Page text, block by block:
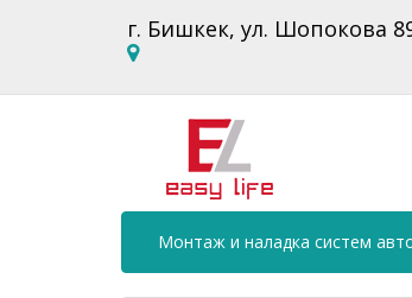
г. Бишкек, ул. Шопокова
Монтаж и наладка систем